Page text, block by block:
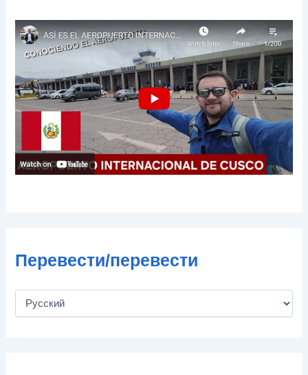
й
п
т
ы
Перевести/перевести